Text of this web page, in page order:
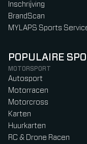
Inschrijving
BrandScan
MYLAPS Sports
POPULAIRE
MOTORSPORT
Autosport
Motorracen
Motorcross
Karten
Huurkarten
RC & Drone Racen